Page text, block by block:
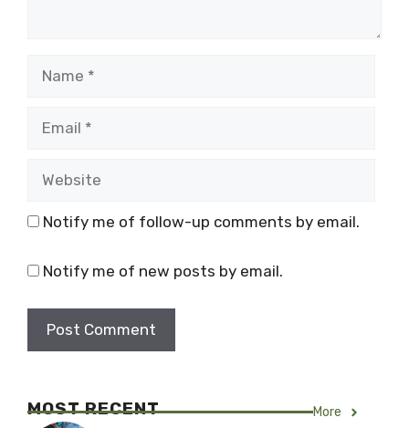
Notify me of follow-up comments by email.
Notify me of new posts by email.
MOST RECENT More